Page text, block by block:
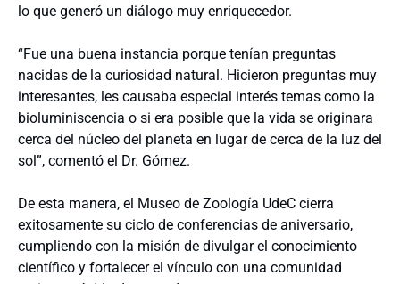
lo que generó un diálogo muy enriquecedor.
“Fue una buena instancia porque tenían preguntas
nacidas de la curiosidad natural. Hicieron preguntas muy
interesantes, les causaba especial interés temas como la
bioluminiscencia o si era posible que la vida se originara
cerca del núcleo del planeta en lugar de cerca de la luz del
sol”, comentó el Dr. Gómez.
De esta manera, el Museo de Zoología UdeC cierra
exitosamente su ciclo de conferencias de aniversario,
cumpliendo con la misión de divulgar el conocimiento
científico y fortalecer el vínculo con una comunidad